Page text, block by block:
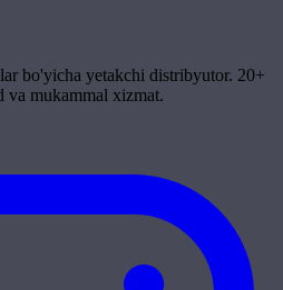
bo'yicha yetakchi distribyutor. 20+
mukammal xizmat.